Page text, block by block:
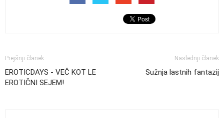
Prejšnji članek
EROTICDAYS - VEČ KOT LE
EROTIČNI SEJEM!
Naslednji članek
Sužnja lastnih fantazij